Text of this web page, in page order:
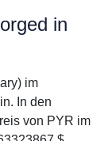
in
im
In den
von PYR im